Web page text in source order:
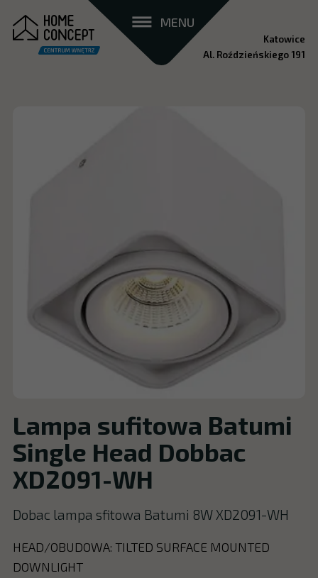
MENU
Katowice
Al. Roździeńskiego 191
Lampa sufitowa Batumi
Single Head Dobbac
XD2091-WH
Dobac lampa sfitowa Batumi 8W XD2091-WH
HEAD/OBUDOWA: TILTED SURFACE MOUNTED
DOWNLIGHT